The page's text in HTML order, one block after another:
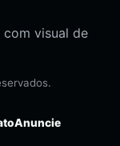
visual de
Anuncie